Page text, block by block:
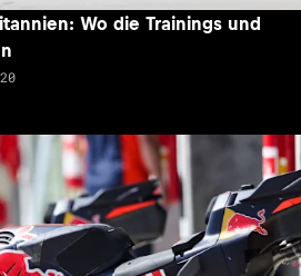
Wo die Trainings und